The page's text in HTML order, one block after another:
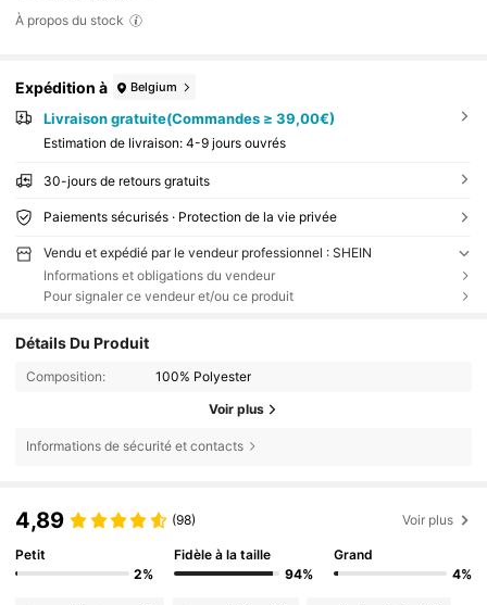
À propos du stock
Expédition à Belgium
Livraison gratuite(Commandes ≥ 39,00€)
Estimation de livraison: 4-9 jours ouvrés
30-jours de retours gratuits
Paiements sécurisés · Protection de la vie privée
Vendu et expédié par le vendeur professionnel : SHEIN
Informations et obligations du vendeur
Pour signaler ce vendeur et/ou ce produit
Détails Du Produit
Composition: 100% Polyester
Voir plus
Informations de sécurité et contacts
4,89 (98) Voir plus
Petit
2%
Fidèle à la taille
94%
Grand
4%